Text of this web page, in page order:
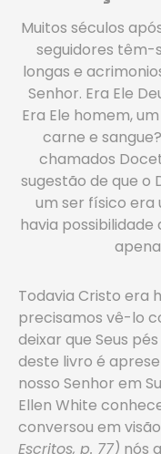
Muitos séculos
seguidores têm-
longas e
Senhor. Era Ele
Era Ele homem,
carne e
chamados
sugestão de que o
um ser físico era
havia
Todavia Cristo era
precisamos vê-lo
deixar que Seus
deste livro é
nosso Senhor em
Ellen White
conversou em
Escritos, p. 77) nós